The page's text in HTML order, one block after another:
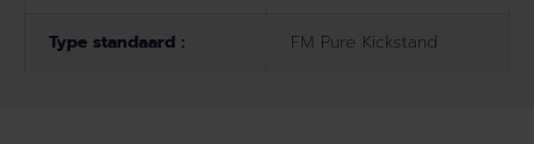
Type standaard : FM Pure Kickstand